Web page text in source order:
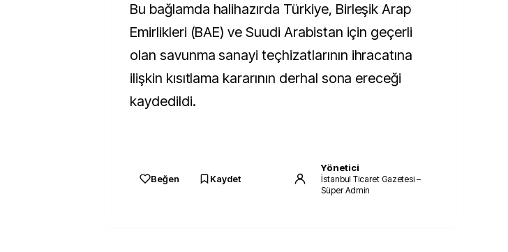
Bu bağlamda halihazırda Türkiye, Birleşik Arap
Emirlikleri (BAE) ve Suudi Arabistan için geçerli
olan savunma sanayi teçhizatlarının ihracatına
ilişkin kısıtlama kararının derhal sona ereceği
kaydedildi.
Beğen Kaydet
Yönetici
İstanbul Ticaret Gazetesi –
Süper Admin